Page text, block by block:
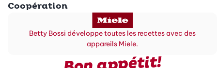
Coopération
Betty Bossi développe toutes les recettes avec des
appareils Miele.